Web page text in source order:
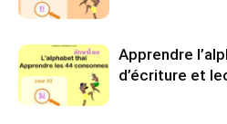
Apprendre
d’écriture et